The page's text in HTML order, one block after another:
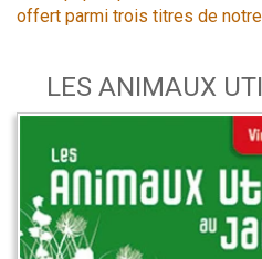
offert parmi trois titres de
LES ANIMAUX